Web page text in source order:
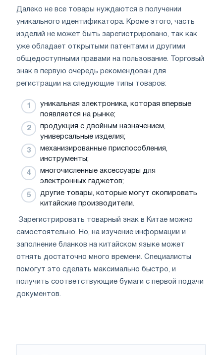
Далеко не все товары нуждаются в получении
уникального идентификатора. Кроме этого, часть
изделий не может быть зарегистрировано, так как
уже обладает открытыми патентами и другими
общедоступными правами на пользование. Торговый
знак в первую очередь рекомендован для
регистрации на следующие типы товаров:
уникальная электроника, которая впервые
появляется на рынке;
продукция с двойным назначением,
универсальные изделия;
механизированные приспособления,
инструменты;
многочисленные аксессуары для
электронных гаджетов;
другие товары, которые могут скопировать
китайские производители.
Зарегистрировать товарный знак в Китае можно
самостоятельно. Но, на изучение информации и
заполнение бланков на китайском языке может
отнять достаточно много времени. Специалисты
помогут это сделать максимально быстро, и
получить соответствующие бумаги с первой подачи
документов.